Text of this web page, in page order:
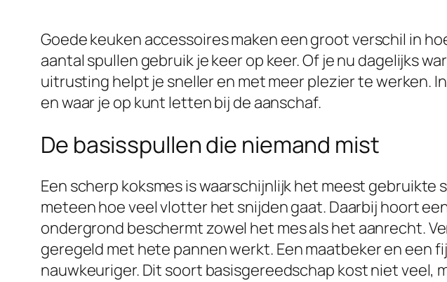
Goede keuken accessoires maken een groot verschil in
aantal spullen gebruik je keer op keer. Of je nu dagelijks
uitrusting helpt je sneller en met meer plezier te werken.
en waar je op kunt letten bij de aanschaf.
De basisspullen die niemand mist
Een scherp koksmes is waarschijnlijk het meest
meteen hoe veel vlotter het snijden gaat. Daarbij hoort
ondergrond beschermt zowel het mes als het aanrecht.
geregeld met hete pannen werkt. Een maatbeker en een
nauwkeuriger. Dit soort basisgereedschap kost niet veel,